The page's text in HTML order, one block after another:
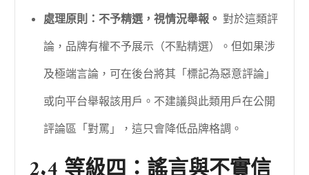
處理原則：不予精選，視情況舉報。 對於這類評
論，品牌有權不予展示（不點精選）。但如果涉
及極端言論，可在後台將其「標記為惡意評論」
或向平台舉報該用戶。不建議與此類用戶在公開
評論區「對罵」，這只會降低品牌格調。